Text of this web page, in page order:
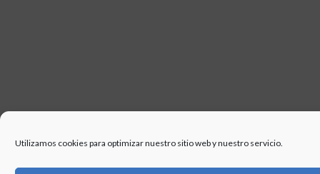
Utilizamos cookies para optimizar nuestro sitio web y nuestro servicio.